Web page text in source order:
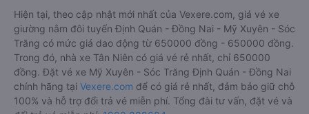
Hiện tại, theo cập nhật mới nhất của Vexere.com, giá vé xe
giường nằm đôi tuyến Định Quán - Đồng Nai - Mỹ Xuyên - Sóc
Trăng có mức giá dao động từ 650000 đồng - 650000 đồng.
Trong đó, nhà xe Tân Niên có giá vé rẻ nhất, chỉ 650000
đồng. Đặt vé xe Mỹ Xuyên - Sóc Trăng Định Quán - Đồng Nai
chính hãng tại Vexere.com để có giá rẻ nhất, đảm bảo giữ chỗ
100% và hỗ trợ đổi trả vé miễn phí. Tổng đài tư vấn, đặt vé và